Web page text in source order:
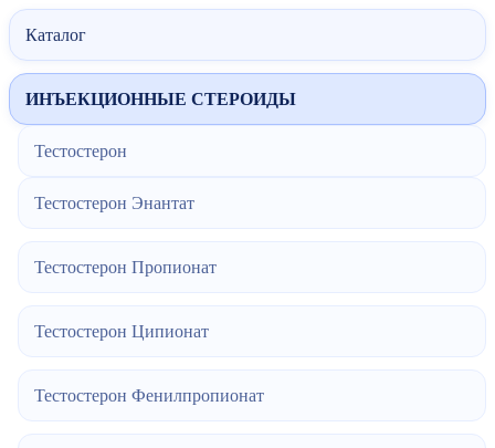
Каталог
ИНЪЕКЦИОННЫЕ СТЕРОИДЫ
Тестостерон
Тестостерон Энантат
Тестостерон Пропионат
Тестостерон Ципионат
Тестостерон Фенилпропионат